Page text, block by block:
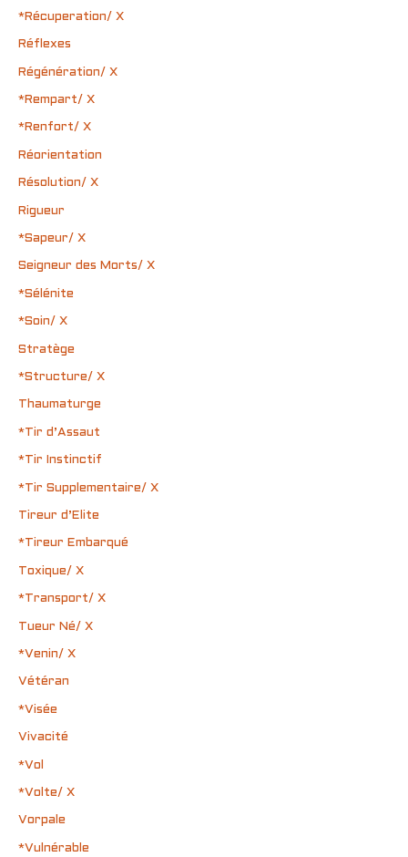
*Récuperation/ X
Réflexes
Régénération/ X
*Rempart/ X
*Renfort/ X
Réorientation
Résolution/ X
Rigueur
*Sapeur/ X
Seigneur des Morts/ X
*Sélénite
*Soin/ X
Stratège
*Structure/ X
Thaumaturge
*Tir d’Assaut
*Tir Instinctif
*Tir Supplementaire/ X
Tireur d’Elite
*Tireur Embarqué
Toxique/ X
*Transport/ X
Tueur Né/ X
*Venin/ X
Vétéran
*Visée
Vivacité
*Vol
*Volte/ X
Vorpale
*Vulnérable